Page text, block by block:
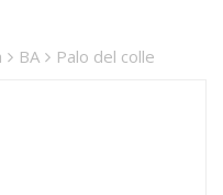
BA Palo del colle